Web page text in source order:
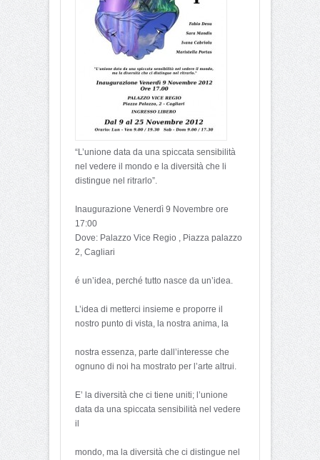
“L’unione data da una spiccata sensibilità
nel vedere il mondo e la diversità che li
distingue nel ritrarlo”.
Inaugurazione Venerdì 9 Novembre ore
17:00
Dove: Palazzo Vice Regio , Piazza palazzo
2, Cagliari
é un’idea, perché tutto nasce da un’idea.
L’idea di metterci insieme e proporre il
nostro punto di vista, la nostra anima, la
nostra essenza, parte dall’interesse che
ognuno di noi ha mostrato per l’arte altrui.
E’ la diversità che ci tiene uniti; l’unione
data da una spiccata sensibilità nel vedere
il
mondo, ma la diversità che ci distingue nel